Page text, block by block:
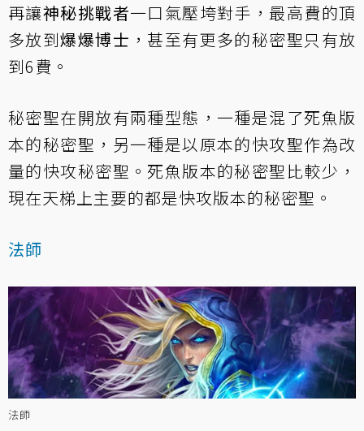
再讓神秘挑戰者一口氣壓垮對手，最高費的頂
多放到爆爆博士 ，甚至有更多的秘密聖只有放
到6費。
秘密聖在開放有兩種型態，一種是混了死魚版
本的秘密聖，另一種是以原本的快攻聖作為改
量的快攻秘密聖。死魚版本的秘密聖比較少，
現在天梯上主要的都是快攻版本的秘密聖。
法師
法師